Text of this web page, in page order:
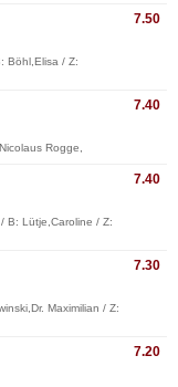
7.50
Böhl,Elisa / Z:
7.40
Rogge,
7.40
B: Lütje,Caroline / Z:
7.30
Maximilian / Z:
7.20